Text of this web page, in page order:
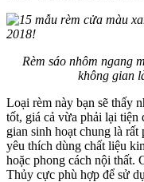
Rèm sáo nhôm ngang
không gian
Loại rèm này bạn sẽ thấy
tốt, giá cả vừa phải lại tiện
gian sinh hoạt chung là
yêu thích dùng chất liệu
hoặc phong cách nội thất.
Thủy cực phù hợp để sử